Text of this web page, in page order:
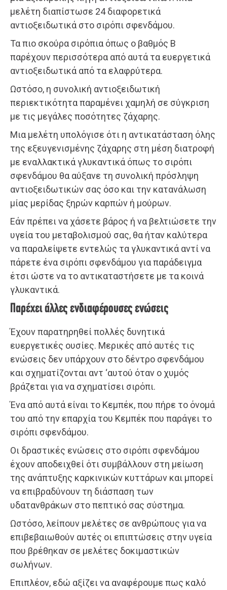
μελέτη διαπίστωσε 24 διαφορετικά
αντιοξειδωτικά στο σιρόπι σφενδάμου.
Τα πιο σκούρα σιρόπια όπως ο βαθμός Β
παρέχουν περισσότερα από αυτά τα ευεργετικά
αντιοξειδωτικά από τα ελαφρύτερα.
Ωστόσο, η συνολική αντιοξειδωτική
περιεκτικότητα παραμένει χαμηλή σε σύγκριση
με τις μεγάλες ποσότητες ζάχαρης.
Μια μελέτη υπολόγισε ότι η αντικατάσταση όλης
της εξευγενισμένης ζάχαρης στη μέση διατροφή
με εναλλακτικά γλυκαντικά όπως το σιρόπι
σφενδάμου θα αύξανε τη συνολική πρόσληψη
αντιοξειδωτικών σας όσο και την κατανάλωση
μίας μερίδας ξηρών καρπών ή μούρων.
Εάν πρέπει να χάσετε βάρος ή να βελτιώσετε την
υγεία του μεταβολισμού σας, θα ήταν καλύτερα
να παραλείψετε εντελώς τα γλυκαντικά αντί να
πάρετε ένα σιρόπι σφενδάμου για παράδειγμα
έτσι ώστε να το αντικαταστήσετε με τα κοινά
γλυκαντικά.
Παρέχει άλλες ενδιαφέρουσες ενώσεις
Έχουν παρατηρηθεί πολλές δυνητικά
ευεργετικές ουσίες. Μερικές από αυτές τις
ενώσεις δεν υπάρχουν στο δέντρο σφενδάμου
και σχηματίζονται αντ ‘αυτού όταν ο χυμός
βράζεται για να σχηματίσει σιρόπι.
Ένα από αυτά είναι το Κεμπέκ, που πήρε το όνομά
του από την επαρχία του Κεμπέκ που παράγει το
σιρόπι σφενδάμου.
Οι δραστικές ενώσεις στο σιρόπι σφενδάμου
έχουν αποδειχθεί ότι συμβάλλουν στη μείωση
της ανάπτυξης καρκινικών κυττάρων και μπορεί
να επιβραδύνουν τη διάσπαση των
υδατανθράκων στο πεπτικό σας σύστημα.
Ωστόσο, λείπουν μελέτες σε ανθρώπους για να
επιβεβαιωθούν αυτές οι επιπτώσεις στην υγεία
που βρέθηκαν σε μελέτες δοκιμαστικών
σωλήνων.
Επιπλέον, εδώ αξίζει να αναφέρουμε πως καλό